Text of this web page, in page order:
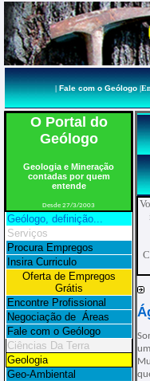
|Fale com o Geólogo|
O Portal do
Geólogo
Geologia e Mineração
contadas por quem
entende
Desde 27/3/2003
Geólogo, definição...
Serviços
Procura Empregos
Insira Curriculo
Oferta de Empregos
Grátis
Encontre Profissional
Negociação de Áreas
Fale com o Geólogo
Ciências Da Terra
Geologia
Geo-Ambiental